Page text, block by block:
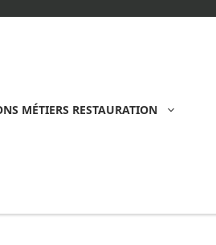
MÉTIERS RESTAURATION